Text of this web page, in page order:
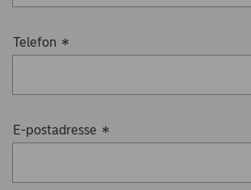
Telefon *
E-postadresse *